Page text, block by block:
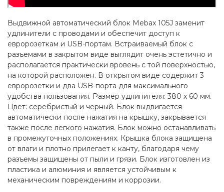
Выдвижной автоматический блок Mebax 105J заменит
удлинители с проводами и обеспечит доступ к
евророзеткам и USB-портам. Встраиваемый блок с
разъемами в закрытом виде выглядит очень эстетично и
располагается практически вровень с той поверхностью,
на которой расположен. В открытом виде содержит 3
евророзетки и два USB-порта для максимального
удобства пользования. Размер удлинителя: 380 х 60 мм.
Цвет: серебристый и черный. Блок выдвигается
автоматически после нажатия на крышку, закрывается
также после легкого нажатия. Блок можно останавливать
в промежуточных положениях. Крышка блока защищена
от влаги и плотно прилегает к канту, благодаря чему
разъемы защищены от пыли и грязи. Блок изготовлен из
пластика и алюминия и является устойчивым к
механическим повреждениям и коррозии.